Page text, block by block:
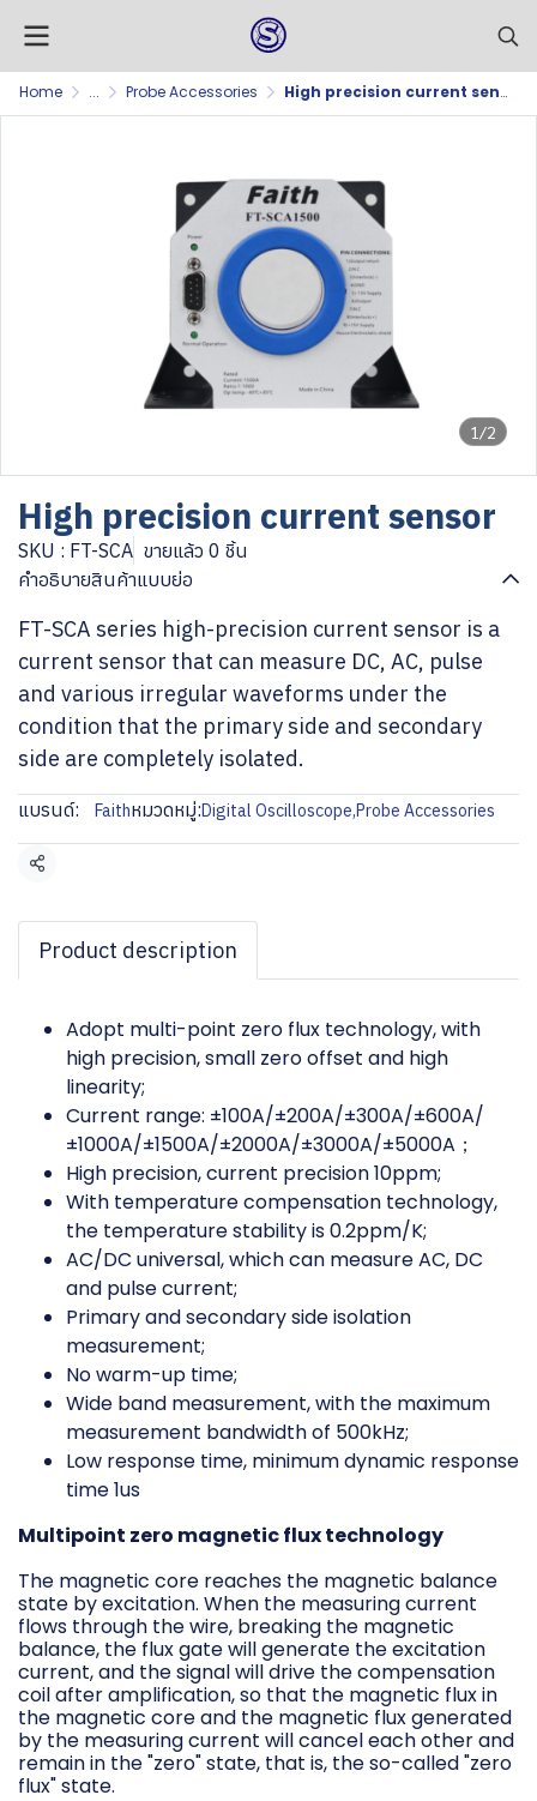
Home ... Probe Accessories High precision current sensor
1/2
High precision current sensor
SKU : FT-SCA ขายแล้ว 0 ชิ้น
คำอธิบายสินค้าแบบย่อ
FT-SCA series high-precision current sensor is a
current sensor that can measure DC, AC, pulse
and various irregular waveforms under the
condition that the primary side and secondary
side are completely isolated.
แบรนด์: Faithหมวดหมู่:Digital Oscilloscope,Probe Accessories
แชร์
Product description
Adopt multi-point zero flux technology, with
high precision, small zero offset and high
linearity;
Current range: ±100A/±200A/±300A/±600A/
±1000A/±1500A/±2000A/±3000A/±5000A；
High precision, current precision 10ppm;
With temperature compensation technology,
the temperature stability is 0.2ppm/K;
AC/DC universal, which can measure AC, DC
and pulse current;
Primary and secondary side isolation
measurement;
No warm-up time;
Wide band measurement, with the maximum
measurement bandwidth of 500kHz;
Low response time, minimum dynamic response
time 1us
Multipoint zero magnetic flux technology
The magnetic core reaches the magnetic balance
state by excitation. When the measuring current
flows through the wire, breaking the magnetic
balance, the flux gate will generate the excitation
current, and the signal will drive the compensation
coil after amplification, so that the magnetic flux in
the magnetic core and the magnetic flux generated
by the measuring current will cancel each other and
remain in the "zero" state, that is, the so-called "zero
flux" state.